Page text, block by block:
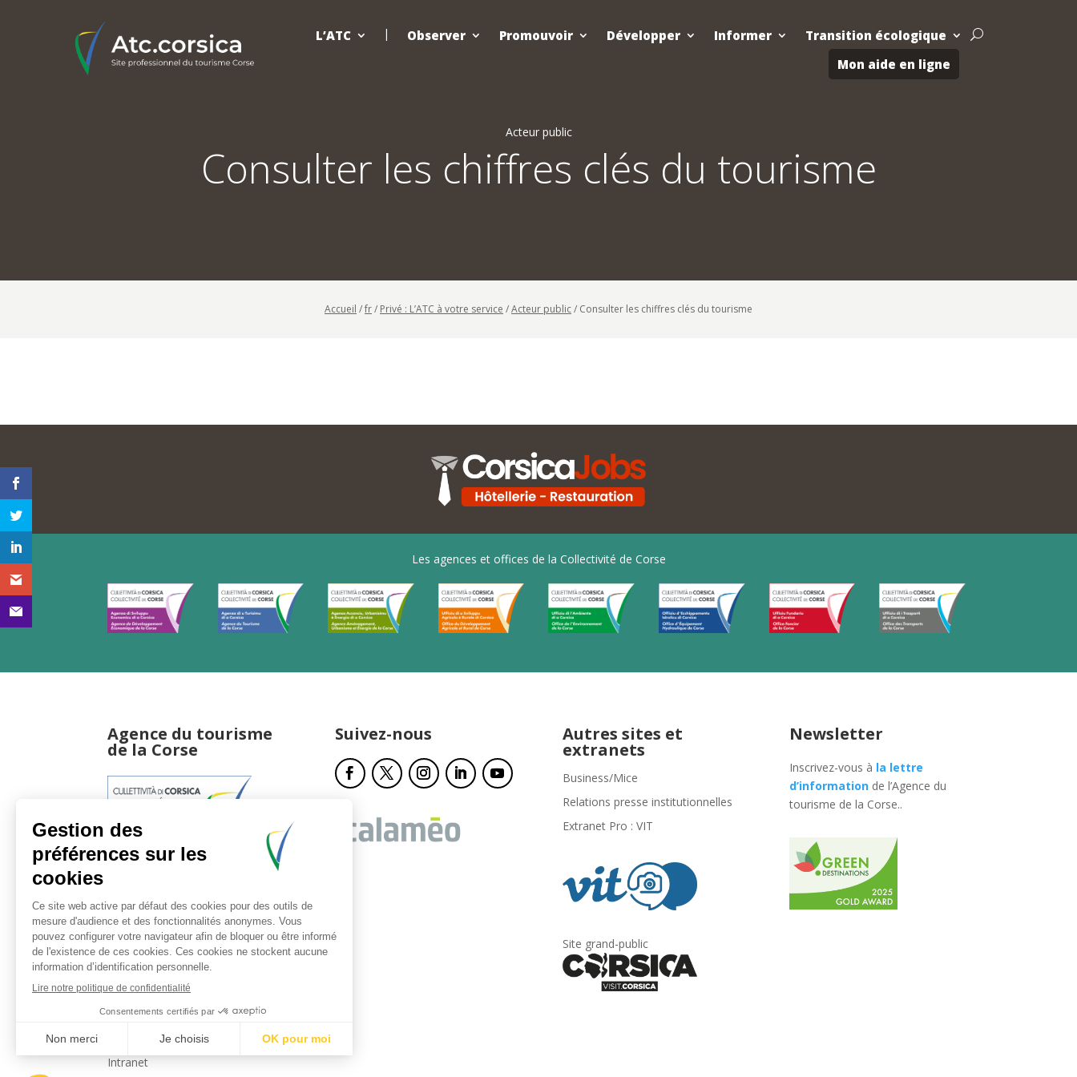
L’ATC Observer Promouvoir Développer Informer
Transition écologique
Mon aide en ligne
U
Acteur public
Consulter les chiffres clés du tourisme
Accueil /fr/ Privé : L’ATC à votre service /Acteur public/ Consulter les chiffres clés du tourisme
Les agences et offices de la Collectivité de Corse
Agence du tourisme
de la Corse
20181 Ajaccio Cedex 01
T : 04 95 51 77 77
Accueil et horaires
Nous contacter
Politique de confidentialité
Mentions légales
Intranet
Suivez-nous Autres sites et
extranets
Business/Mice
Relations presse institutionnelles
Extranet Pro : VIT
Site grand-public
Newsletter
Inscrivez-vous à la lettre
d’information de l’Agence du
tourisme de la Corse..